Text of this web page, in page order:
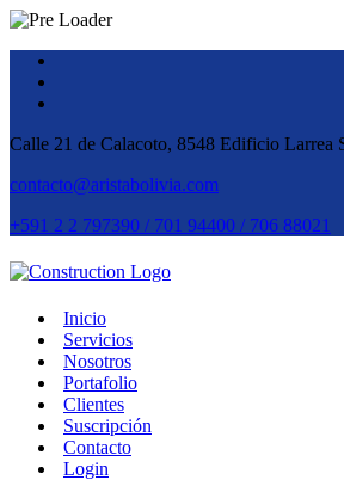
Calle 21 de Calacoto, 8548 Edificio Larrea
contacto@aristabolivia.com
+591 2 2 797390 / 701 94400 / 706 88021
Inicio
Servicios
Nosotros
Portafolio
Clientes
Suscripción
Contacto
Login